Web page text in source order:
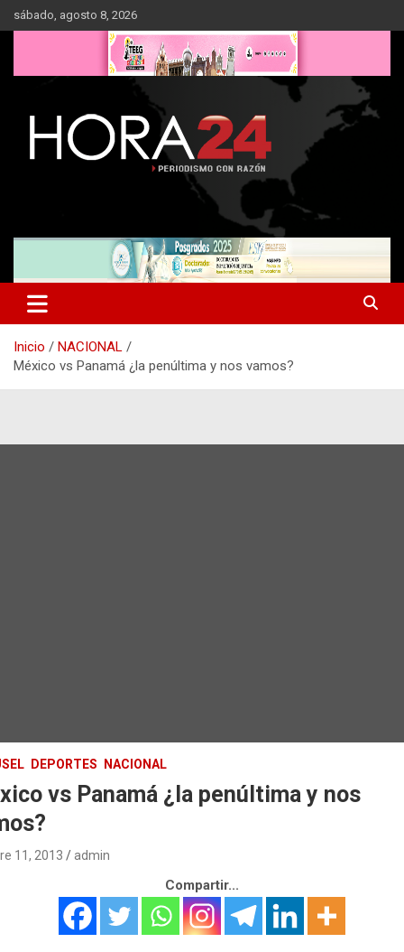
Saltar
al
sábado, agosto 8, 2026
Inicio
NACIONAL
México vs Panamá ¿la penúltima y nos vamos?
DEPORTES NACIONAL
vs Panamá ¿la penúltima y nos
11, 2013 admin
Compartir...